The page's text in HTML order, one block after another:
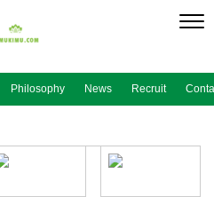
Philosophy News Recruit